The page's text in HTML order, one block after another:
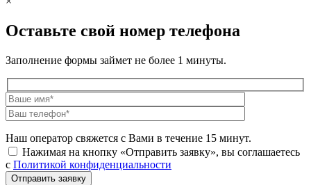
Оставьте свой номер телефона
Заполнение формы займет не более 1 минуты.
Наш оператор свяжется с Вами в течение 15 минут.
Нажимая на кнопку «Отправить заявку», вы соглашаетесь
с Политикой конфиденциальности